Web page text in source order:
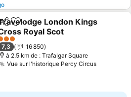
PartagerAjouter à mes favoris
London Kings
Royal Scot
les prix
Étoiles
7,3
16 850
à 2.5 km de : Trafalgar Square
Vue sur l'historique Percy Circus